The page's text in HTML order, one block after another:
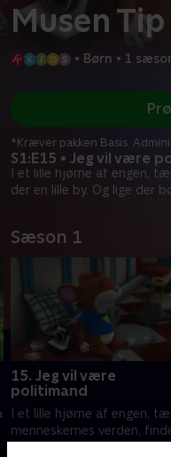
Musen Tip
• Børn • 1
S1:E15 • Jeg vil være
I et lille hjørne af engen,
der en lille by. Og lige der
*Kræver pakken Basis.
Sæson 1
15. Jeg vil være
politimand
I et lille hjørne af engen,
menneskernes verden,